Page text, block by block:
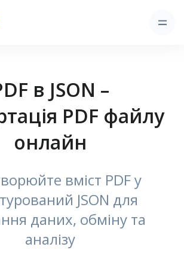
в JSON –
PDF файлу
онлайн
вміст PDF у
JSON для
даних, обміну та
аналізу